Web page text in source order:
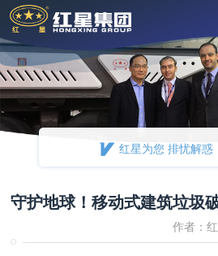
红星为您 排忧解惑
守护地球！移动式建筑垃圾
作者：